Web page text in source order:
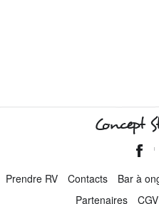
Concept
Prendre RV Contacts Bar à
Partenaires
CGV